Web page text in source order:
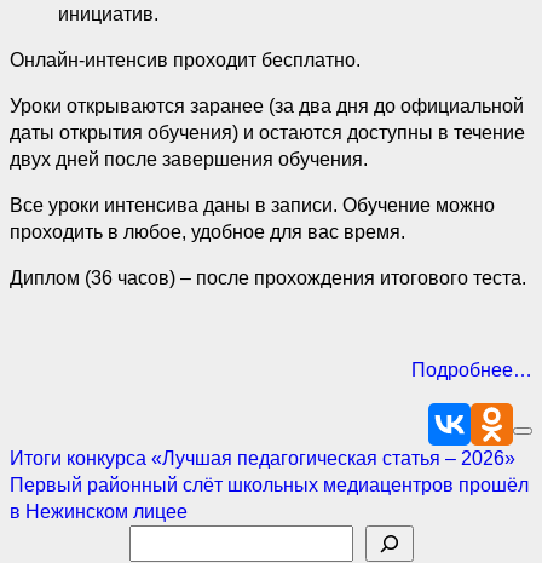
инициатив.
Онлайн-интенсив проходит бесплатно.
Уроки открываются заранее (за два дня до официальной
даты открытия обучения) и остаются доступны в течение
двух дней после завершения обучения.
Все уроки интенсива даны в записи. Обучение можно
проходить в любое, удобное для вас время.
Диплом (36 часов) – после прохождения итогового теста.
Подробнее…
Навигация
по
Итоги конкурса «Лучшая педагогическая статья – 2026»
Первый районный слёт школьных медиацентров прошёл
в Нежинском лицее